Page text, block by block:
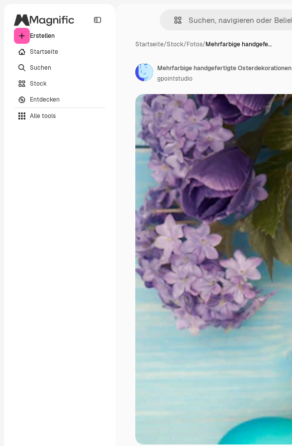
Erstellen
Startseite
Suchen
Stock
Entdecken
Alle tools
Startseite/Stock/Fotos/Mehrfarbige handgefe…
Mehrfarbige handgefertigte Osterdekorationen
gpointstudio